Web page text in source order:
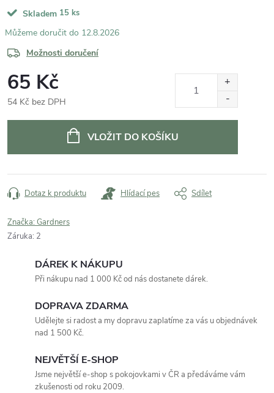
Skladem 15 ks
12.8.2026
Možnosti doručení
65 Kč
54 Kč bez DPH
VLOŽIT DO KOŠÍKU
Dotaz k produktu Hlídací pes Sdílet
Značka: Gardners
Záruka: 2
DÁREK K NÁKUPU
Při nákupu nad 1 000 Kč od nás dostanete dárek.
DOPRAVA ZDARMA
Udělejte si radost a my dopravu zaplatíme za vás u objednávek
nad 1 500 Kč.
NEJVĚTŠÍ E-SHOP
Jsme největší e-shop s pokojovkami v ČR a předáváme vám
zkušenosti od roku 2009.